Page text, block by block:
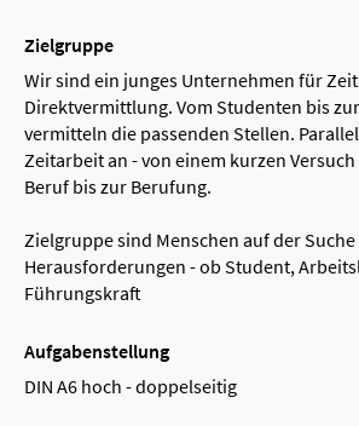
Zielgruppe
Wir sind ein junges Unternehmen für
Direktvermittlung. Vom Studenten bis
vermitteln die passenden Stellen.
Zeitarbeit an - von einem kurzen
Beruf bis zur Berufung.
Zielgruppe sind Menschen auf der
Herausforderungen - ob Student,
Führungskraft
Aufgabenstellung
DIN A6 hoch - doppelseitig